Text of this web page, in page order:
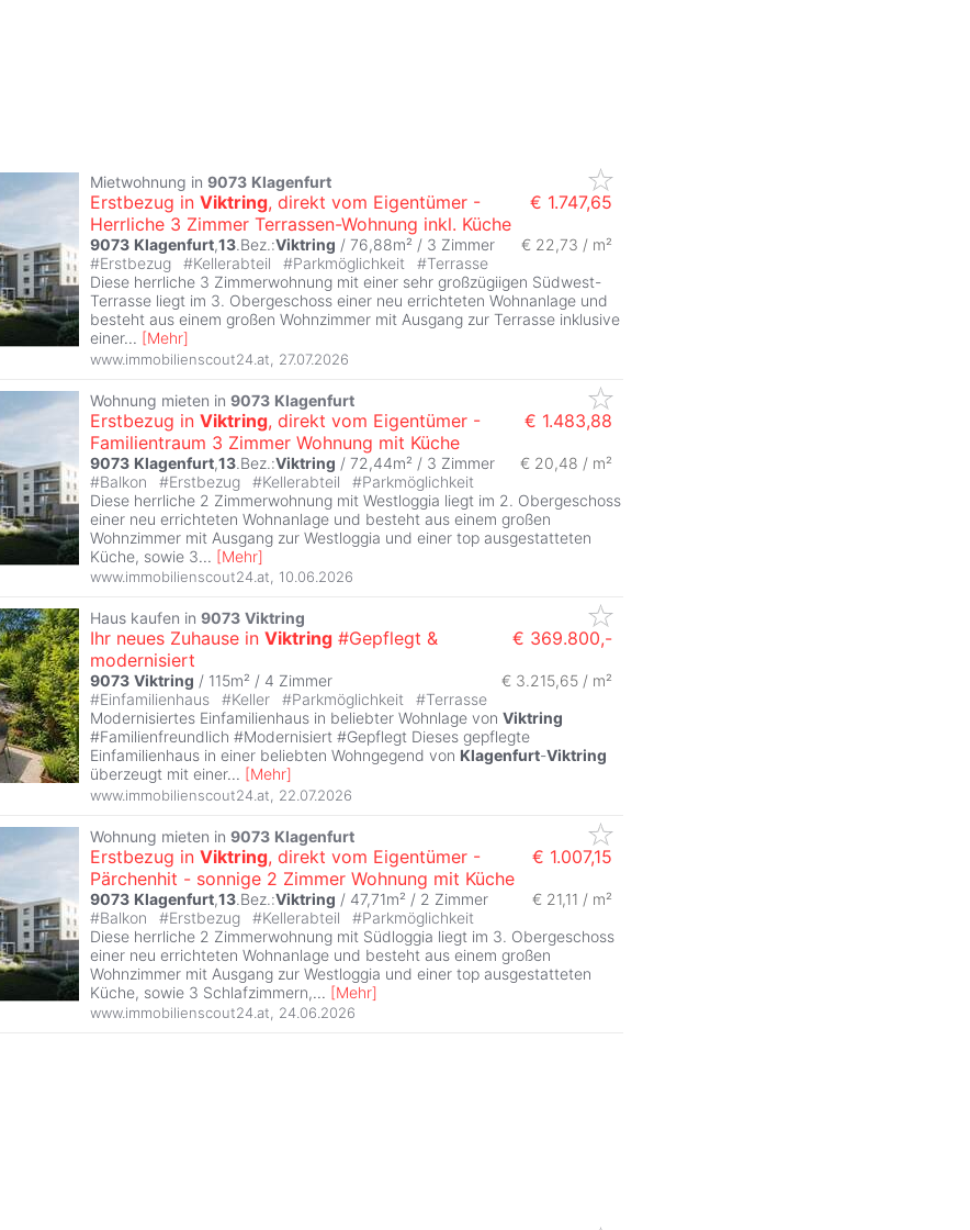
Mietwohnung in 9073 Klagenfurt
Erstbezug in Viktring, direkt vom Eigentümer -
Herrliche 3 Zimmer Terrassen-Wohnung inkl. Küche
€ 1.747,65
9073 Klagenfurt,13.Bez.:Viktring / 76,88m² / 3 Zimmer
€ 22,73 / m²
#Erstbezug #Kellerabteil #Parkmöglichkeit #Terrasse
Diese herrliche 3 Zimmerwohnung mit einer sehr großzügiigen Südwest-
Terrasse liegt im 3. Obergeschoss einer neu errichteten Wohnanlage und
besteht aus einem großen Wohnzimmer mit Ausgang zur Terrasse inklusive
einer... [Mehr]
www.immobilienscout24.at 27.07.2026
Wohnung mieten in 9073 Klagenfurt
Erstbezug in Viktring, direkt vom Eigentümer -
Familientraum 3 Zimmer Wohnung mit Küche
€ 1.483,88
9073 Klagenfurt,13.Bez.:Viktring / 72,44m² / 3 Zimmer
€ 20,48 / m²
#Balkon #Erstbezug #Kellerabteil #Parkmöglichkeit
Diese herrliche 2 Zimmerwohnung mit Westloggia liegt im 2. Obergeschoss
einer neu errichteten Wohnanlage und besteht aus einem großen
Wohnzimmer mit Ausgang zur Westloggia und einer top ausgestatteten
Küche, sowie 3... [Mehr]
www.immobilienscout24.at 10.06.2026
Haus kaufen in 9073 Viktring
Ihr neues Zuhause in Viktring #Gepflegt &
modernisiert
€ 369.800,-
9073 Viktring / 115m² / 4 Zimmer
€ 3.215,65 / m²
#Einfamilienhaus #Keller #Parkmöglichkeit #Terrasse
Modernisiertes Einfamilienhaus in beliebter Wohnlage von Viktring
#Familienfreundlich #Modernisiert #Gepflegt Dieses gepflegte
Einfamilienhaus in einer beliebten Wohngegend von Klagenfurt-Viktring
überzeugt mit einer... [Mehr]
www.immobilienscout24.at 22.07.2026
Wohnung mieten in 9073 Klagenfurt
Erstbezug in Viktring, direkt vom Eigentümer -
Pärchenhit - sonnige 2 Zimmer Wohnung mit Küche
€ 1.007,15
9073 Klagenfurt,13.Bez.:Viktring / 47,71m² / 2 Zimmer
€ 21,11 / m²
#Balkon #Erstbezug #Kellerabteil #Parkmöglichkeit
Diese herrliche 2 Zimmerwohnung mit Südloggia liegt im 3. Obergeschoss
einer neu errichteten Wohnanlage und besteht aus einem großen
Wohnzimmer mit Ausgang zur Westloggia und einer top ausgestatteten
Küche, sowie 3 Schlafzimmern,... [Mehr]
www.immobilienscout24.at, 24.06.2026